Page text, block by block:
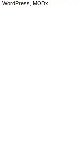
WordPress, MODx.